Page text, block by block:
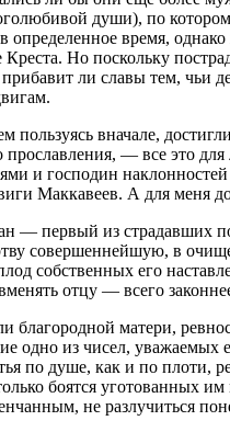
души), по
определенное время,
Но поскольку
ли славы тем,
вначале,
— все это
и господин
Маккавеев. А для меня
— первый из страдавших
совершеннейшую, в
собственных его
отцу — всего
благородной матери,
одно из чисел,
по душе, как и по
боятся
не разлучиться